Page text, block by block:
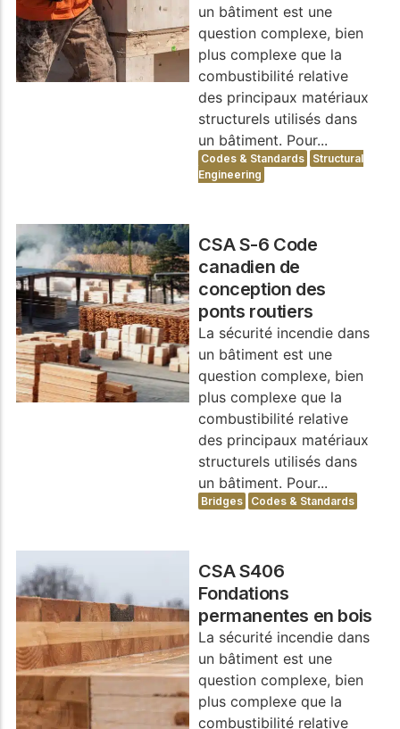
un bâtiment est une
question complexe, bien
plus complexe que la
combustibilité relative
des principaux matériaux
structurels utilisés dans
un bâtiment. Pour...
Codes & Standards
Structural
Engineering
CSA S-6 Code
canadien de
conception des
ponts routiers
La sécurité incendie dans
un bâtiment est une
question complexe, bien
plus complexe que la
combustibilité relative
des principaux matériaux
structurels utilisés dans
un bâtiment. Pour...
Bridges Codes & Standards
CSA S406
Fondations
permanentes en bois
La sécurité incendie dans
un bâtiment est une
question complexe, bien
plus complexe que la
combustibilité relative